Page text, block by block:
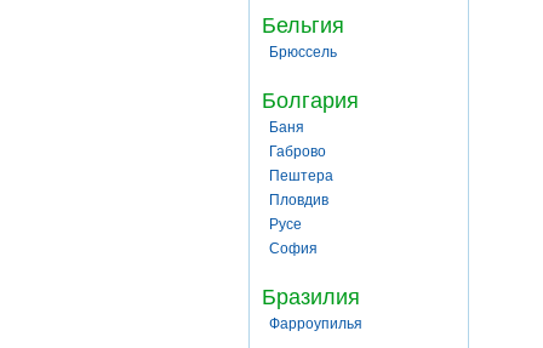
Бельгия
Брюссель
Болгария
Баня
Габрово
Пештера
Пловдив
Русе
София
Бразилия
Фарроупилья